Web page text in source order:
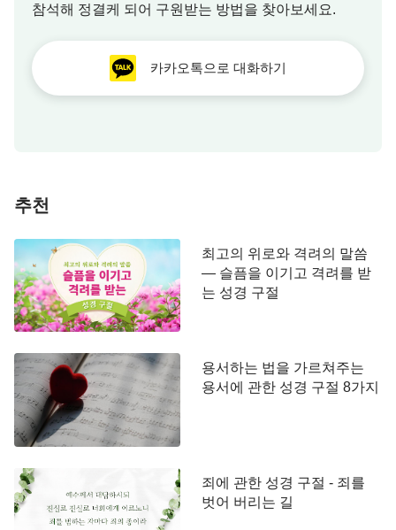
참석해 정결케 되어 구원받는 방법을 찾아보세요.
카카오톡으로 대화하기
추천
최고의 위로와 격려의 말씀
— 슬픔을 이기고 격려를 받
는 성경 구절
용서하는 법을 가르쳐주는
용서에 관한 성경 구절 8가지
죄에 관한 성경 구절 - 죄를
벗어 버리는 길